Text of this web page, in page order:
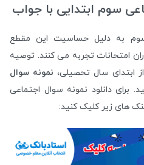
سوم ابتدایی با جواب
سوم به دلیل حساسیت این مقطع
امتحانات تجربه می کنند. توصیه
ابتدای سال تحصیلی، نمونه سوال
برای دانلود نمونه سوال اجتماعی
های زیر کلیک کنید: